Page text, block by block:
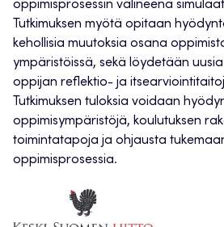
oppimisprosessin välineenä
Tutkimuksen myötä opitaan
kehollisia muutoksia osana
ympäristöissä, sekä löydetään
oppijan reflektio- ja
Tutkimuksen tuloksia voidaan
oppimisympäristöjä, koulutuksen
toimintatapoja ja ohjausta
oppimisprosessia.